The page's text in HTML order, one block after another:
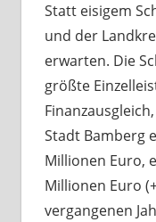
Statt eisigem
und der
erwarten. Die
größte
Stadt Bamberg
Millionen Euro,
Millionen Euro
vergangenen